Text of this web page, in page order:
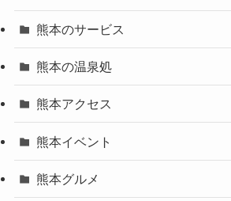
熊本のサービス
熊本の温泉処
熊本アクセス
熊本イベント
熊本グルメ